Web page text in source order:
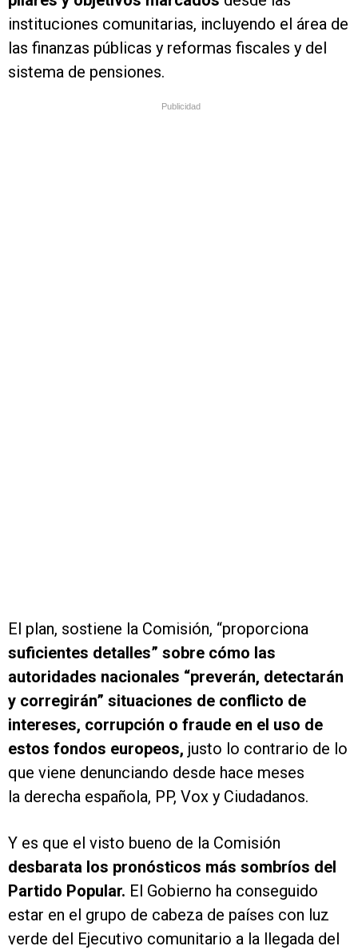
instituciones comunitarias, incluyendo el área de
las finanzas públicas y reformas fiscales y del
sistema de pensiones.
Publicidad
El plan, sostiene la Comisión, “proporciona
suficientes detalles” sobre cómo las
autoridades nacionales “preverán, detectarán
y corregirán” situaciones de conflicto de
intereses, corrupción o fraude en el uso de
estos fondos europeos, justo lo contrario de lo
que viene denunciando desde hace meses
la derecha española, PP, Vox y Ciudadanos.
Y es que el visto bueno de la Comisión
desbarata los pronósticos más sombríos del
Partido Popular. El Gobierno ha conseguido
estar en el grupo de cabeza de países con luz
verde del Ejecutivo comunitario a la llegada del